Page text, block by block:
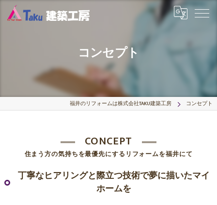
コンセプト
福井のリフォームは株式会社TAKU建築工房 コンセプト
住まう方の気持ちを最優先にするリフォームを福井にて
CONCEPT
丁寧なヒアリングと際立つ技術で夢に描いたマイ
ホームを